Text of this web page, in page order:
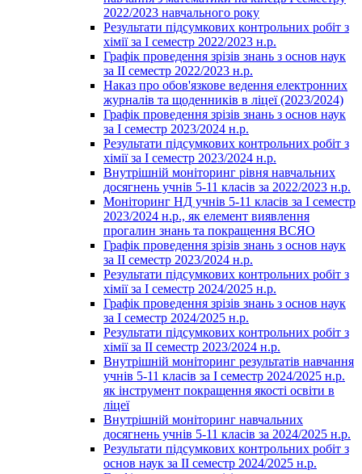
2022/2023 навчального року
Результати підсумкових контрольних робіт з
хімії за І семестр 2022/2023 н.р.
Графік проведення зрізів знань з основ наук
за ІІ семестр 2022/2023 н.р.
Наказ про обов'язкове ведення електронних
журналів та щоденників в ліцеї (2023/2024)
Графік проведення зрізів знань з основ наук
за І семестр 2023/2024 н.р.
Результати підсумкових контрольних робіт з
хімії за І семестр 2023/2024 н.р.
Внутрішній моніторинг рівня навчальних
досягнень учнів 5-11 класів за 2022/2023 н.р.
Моніторинг НД учнів 5-11 класів за І семестр
2023/2024 н.р., як елемент виявлення
прогалин знань та покращення ВСЯО
Графік проведення зрізів знань з основ наук
за ІІ семестр 2023/2024 н.р.
Результати підсумкових контрольних робіт з
хімії за І семестр 2024/2025 н.р.
Графік проведення зрізів знань з основ наук
за І семестр 2024/2025 н.р.
Результати підсумкових контрольних робіт з
хімії за ІІ семестр 2023/2024 н.р.
Внутрішній моніторинг результатів навчання
учнів 5-11 класів за І семестр 2024/2025 н.р.
як інструмент покращення якості освіти в
ліцеї
Внутрішній моніторинг навчальних
досягнень учнів 5-11 класів за 2024/2025 н.р.
Результати підсумкових контрольних робіт з
основ наук за ІІ семестр 2024/2025 н.р.